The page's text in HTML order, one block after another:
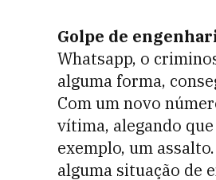
Golpe de
Whatsapp, o
alguma forma,
Com um novo
vítima, alegando
exemplo, um
alguma situação de